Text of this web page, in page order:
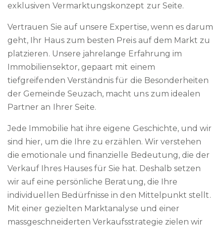
exklusiven Vermarktungskonzept zur Seite.
Vertrauen Sie auf unsere Expertise, wenn es darum
geht, Ihr Haus zum besten Preis auf dem Markt zu
platzieren. Unsere jahrelange Erfahrung im
Immobiliensektor, gepaart mit einem
tiefgreifenden Verständnis für die Besonderheiten
der Gemeinde Seuzach, macht uns zum idealen
Partner an Ihrer Seite.
Jede Immobilie hat ihre eigene Geschichte, und wir
sind hier, um die Ihre zu erzählen. Wir verstehen
die emotionale und finanzielle Bedeutung, die der
Verkauf Ihres Hauses für Sie hat. Deshalb setzen
wir auf eine persönliche Beratung, die Ihre
individuellen Bedürfnisse in den Mittelpunkt stellt.
Mit einer gezielten Marktanalyse und einer
massgeschneiderten Verkaufsstrategie zielen wir